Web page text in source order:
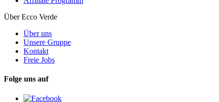
Über Ecco Verde
Über uns
Unsere Gruppe
Kontakt
Freie Jobs
Folge uns auf